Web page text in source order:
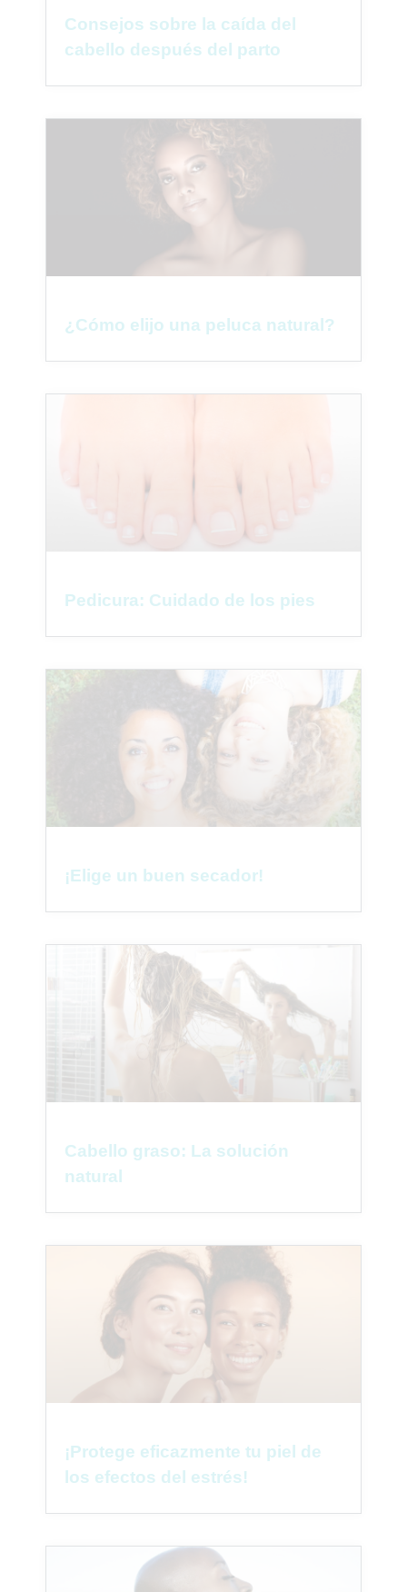
Consejos sobre la caída del
cabello después del parto
¿Cómo elijo una peluca natural?
Pedicura: Cuidado de los pies
¡Elige un buen secador!
Cabello graso: La solución
natural
¡Protege eficazmente tu piel de
los efectos del estrés!